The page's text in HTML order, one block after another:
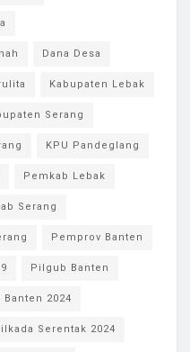
Dana Desa
Kabupaten Lebak
Serang
KPU Pandeglang
Pemkab Lebak
Serang
Pemprov Banten
Pilgub Banten
Banten 2024
Serentak 2024